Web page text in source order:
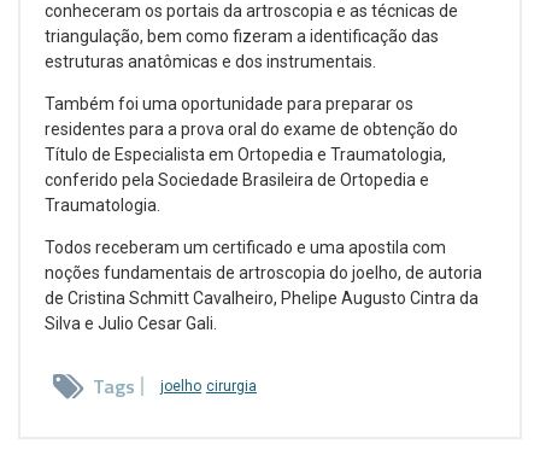
conheceram os portais da artroscopia e as técnicas de
triangulação, bem como fizeram a identificação das
estruturas anatômicas e dos instrumentais.
Também foi uma oportunidade para preparar os
residentes para a prova oral do exame de obtenção do
Título de Especialista em Ortopedia e Traumatologia,
conferido pela Sociedade Brasileira de Ortopedia e
Traumatologia.
Todos receberam um certificado e uma apostila com
noções fundamentais de artroscopia do joelho, de autoria
de Cristina Schmitt Cavalheiro, Phelipe Augusto Cintra da
Silva e Julio Cesar Gali.
Tags joelho cirurgia